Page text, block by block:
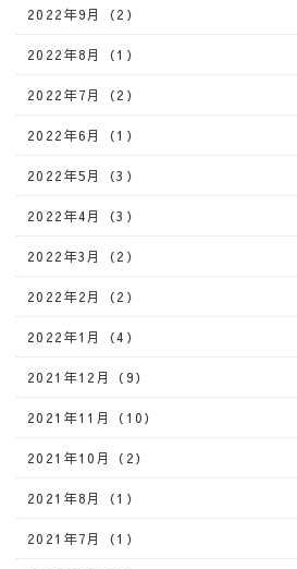
2022年9月（2）
2022年8月（1）
2022年7月（2）
2022年6月（1）
2022年5月（3）
2022年4月（3）
2022年3月（2）
2022年2月（2）
2022年1月（4）
2021年12月（9）
2021年11月（10）
2021年10月（2）
2021年8月（1）
2021年7月（1）